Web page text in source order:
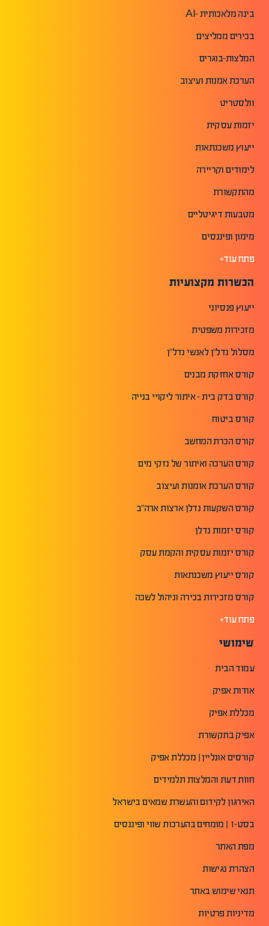
בינה מלאכותית -AI
בכירים ממליצים
המלצות-בוגרים
הערכת אמנות ועיצוב
וולסטריט
יזמות עסקית
ייעוץ משכנתאות
לימודים וקריירה
מהתקשורת
מטבעות דיגיטליים
מימון ופיננסים
פתח עוד+
הכשרות מקצועיות
ייעוץ פנסיוני
מזכירות משפטית
מסלול נדל"ן לאנשי נדל"ן
קורס אחזקת מבנים
קורס בדק בית - איתור ליקויי בנייה
קורס ביטוח
קורס הכרת המחשב
קורס הערכה ואיתור של נזקי מים
קורס הערכת אומנות ועיצוב
קורס השקעות נדלן ארצות ארה"ב
קורס יזמות נדלן
קורס יזמות עסקית והקמת עסק
קורס ייעוץ משכנתאות
קורס מזכירות בכירה וניהול לשכה
פתח עוד+
שימושי
עמוד הבית
אודות אפיק
מכללת אפיק
אפיק בתקשורת
קורסים אונליין | מכללת אפיק
חוות דעת והמלצות תלמידים
האירגון לקידום והעשרת שמאים בישראל
בסט-1 | מומחים בהערכות שווי ופיננסים
מפת האתר
הצהרת נגישות
תנאי שימוש באתר
מדיניות פרטיות